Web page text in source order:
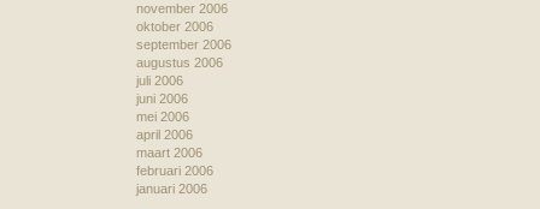
november 2006
oktober 2006
september 2006
augustus 2006
juli 2006
juni 2006
mei 2006
april 2006
maart 2006
februari 2006
januari 2006